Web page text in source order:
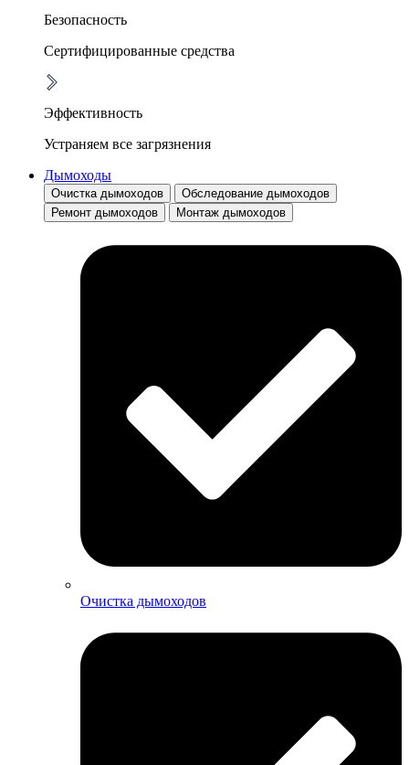
Безопасность
Сертифицированные средства
Эффективность
Устраняем все загрязнения
Дымоходы
Очистка дымоходов
Обследование дымоходов
Ремонт дымоходов
Монтаж дымоходов
Очистка дымоходов